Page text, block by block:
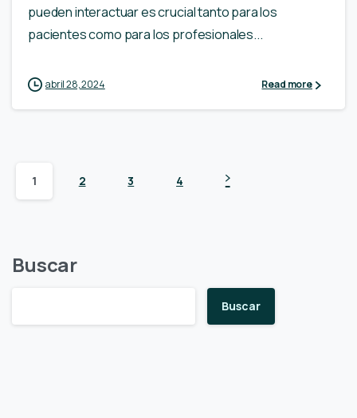
pueden interactuar es crucial tanto para los
pacientes como para los profesionales...
abril 28, 2024 Read more
1 2 3 4
Buscar
Buscar